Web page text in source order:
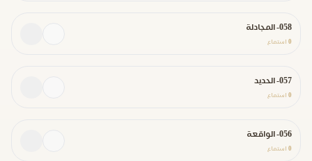
058- المجادلة
0 استماع
057- الحديد
0 استماع
056- الواقعة
0 استماع